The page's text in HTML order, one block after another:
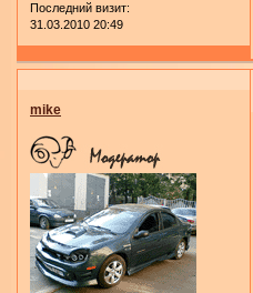
Последний визит:
31.03.2010 20:49
mike